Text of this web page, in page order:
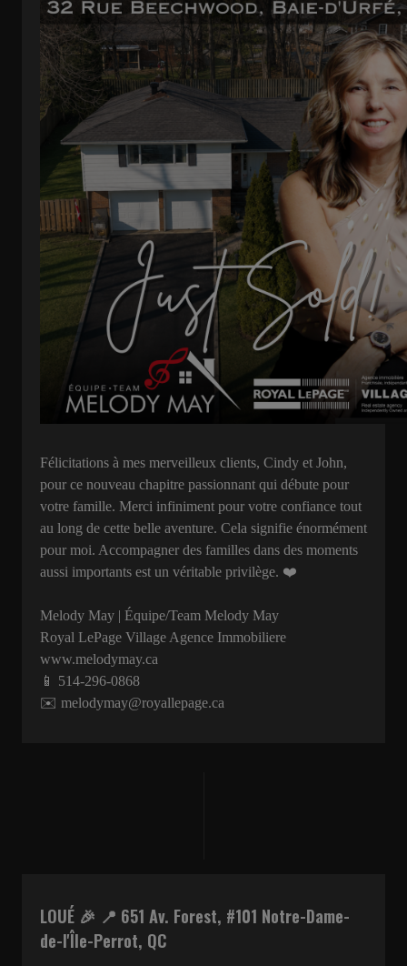
Félicitations à mes merveilleux clients, Cindy et John,
pour ce nouveau chapitre passionnant qui débute pour
votre famille. Merci infiniment pour votre confiance tout
au long de cette belle aventure. Cela signifie énormément
pour moi. Accompagner des familles dans des moments
aussi importants est un véritable privilège. ❤️
Melody May | Équipe/Team Melody May
Royal LePage Village Agence Immobiliere
www.melodymay.ca
📱 514-296-0868
✉️ melodymay@royallepage.ca
LOUÉ 🎉 📍 651 Av. Forest, #101 Notre-Dame-
de-l'Île-Perrot, QC